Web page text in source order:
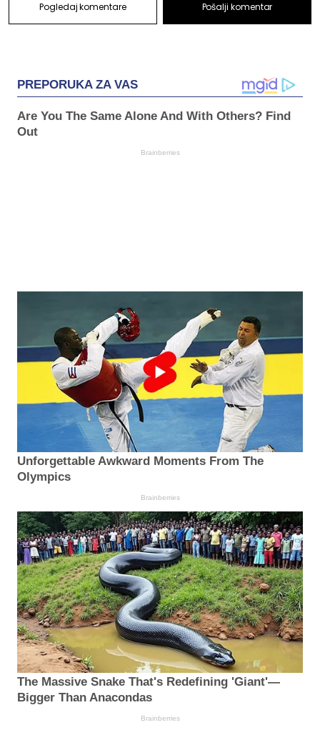
Pogledaj komentare Pošalji komentar
PREPORUKA ZA VAS
Are You The Same Alone And With Others? Find
Out
Brainberries
Unforgettable Awkward Moments From The
Olympics
Brainberries
The Massive Snake That's Redefining 'Giant'—
Bigger Than Anacondas
Brainberries